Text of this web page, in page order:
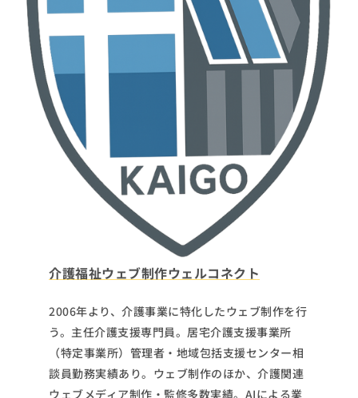
介護福祉ウェブ制作ウェルコネクト
2006年より、介護事業に特化したウェブ制作を行
う。主任介護支援専門員。居宅介護支援事業所
（特定事業所）管理者・地域包括支援センター相
談員勤務実績あり。ウェブ制作のほか、介護関連
ウェブメディア制作・監修多数実績。AIによる業